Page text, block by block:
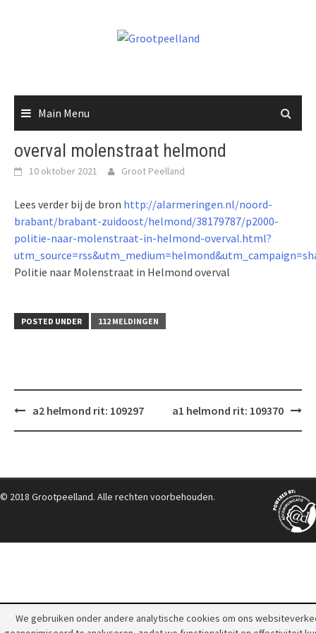
Main Menu
overval molenstraat helmond
10 oktober 2021 Groot Peelland
Lees verder bij de bron http://alarmeringen.nl/noord-
brabant/brabant-zuidoost/helmond/38179787/p2000-
politie-naar-molenstraat-in-helmond-overval.html?
Politie naar Molenstraat in Helmond overval
POSTED UNDER 112 MELDINGEN
Post
navigation
a2 helmond rit: 109297 a1 helmond rit: 109370
© 2018 Grootpeelland. Alle rechten voorbehouden.
We gebruiken onder andere analytische cookies om ons